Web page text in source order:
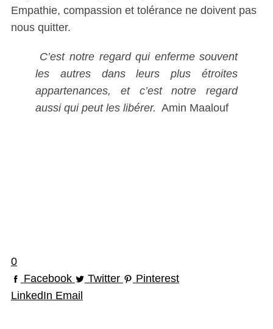
Empathie, compassion et tolérance ne doivent pas
nous quitter.
C’est notre regard qui enferme souvent
les autres dans leurs plus étroites
appartenances, et c’est notre regard
aussi qui peut les libérer. Amin Maalouf
0
Facebook
Twitter
Pinterest
LinkedIn Email